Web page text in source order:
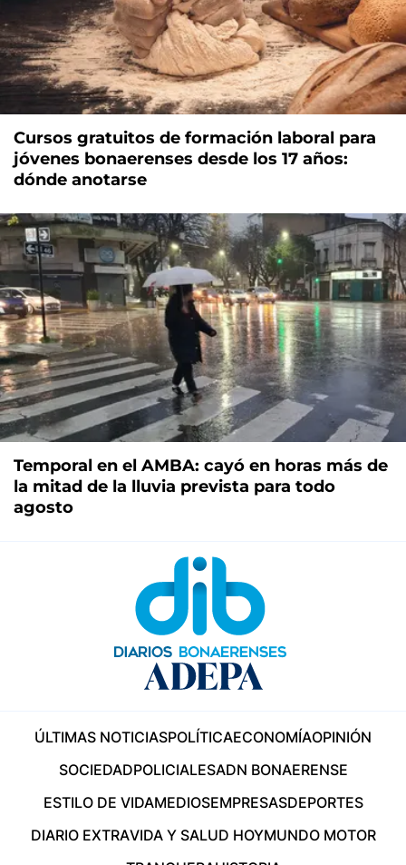
Cursos gratuitos de formación laboral para
jóvenes bonaerenses desde los 17 años:
dónde anotarse
Temporal en el AMBA: cayó en horas más de
la mitad de la lluvia prevista para todo
agosto
ÚLTIMAS NOTICIASPOLÍTICAECONOMÍAOPINIÓN
SOCIEDADPOLICIALESADN BONAERENSE
ESTILO DE VIDAMEDIOSEMPRESASDEPORTES
DIARIO EXTRAVIDA Y SALUD HOYMUNDO MOTOR